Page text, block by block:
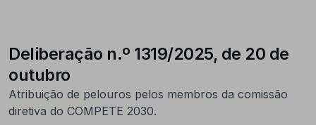
Deliberação n.º 1319/2025, de 20 de
outubro
Atribuição de pelouros pelos membros da comissão
diretiva do COMPETE 2030.